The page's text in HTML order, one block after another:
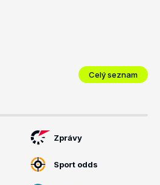
Celý seznam
Zprávy
Sport odds